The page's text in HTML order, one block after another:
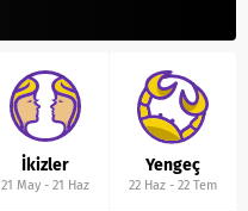
İkizler
21 May- 21 Haz
Yengeç
22 Haz- 22 Tem